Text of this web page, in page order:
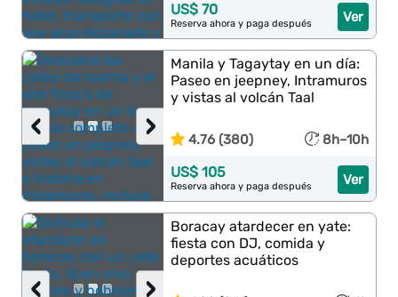
Ver
US$ 70
Reserva ahora y paga después
›
‹
Manila y Tagaytay en un día:
Paseo en jeepney, Intramuros
y vistas al volcán Taal
4.76 (380) 8h–10h
Ver
US$ 105
Reserva ahora y paga después
›
‹
Boracay atardecer en yate:
fiesta con DJ, comida y
deportes acuáticos